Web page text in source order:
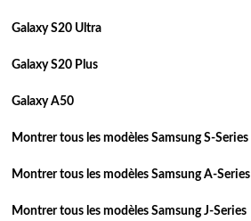
Galaxy S20 Ultra
Galaxy S20 Plus
Galaxy A50
Montrer tous les modèles Samsung S-Series
Montrer tous les modèles Samsung A-Series
Montrer tous les modèles Samsung J-Series